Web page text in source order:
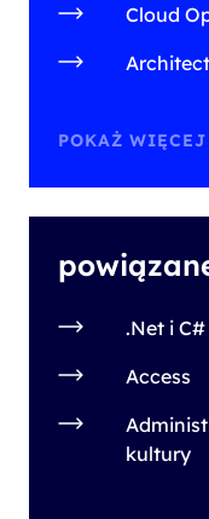
Cloud
POKAŻ
.Net i C#
Access
kultury